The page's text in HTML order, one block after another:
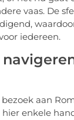
vaas. De
iedereen.
aan
enkele